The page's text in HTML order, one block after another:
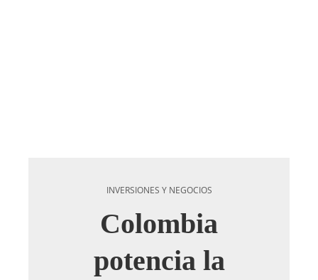
INVERSIONES Y NEGOCIOS
Colombia
potencia la